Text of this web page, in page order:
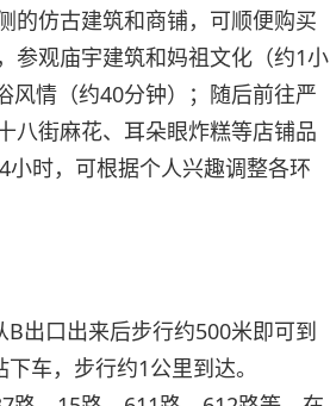
的仿古建筑和商铺，可顺便购买
参观庙宇建筑和妈祖文化（约1小
风情（约40分钟）；随后前往严
八街麻花、耳朵眼炸糕等店铺品
时，可根据个人兴趣调整各环
出口出来后步行约500米即可到
车，步行约1公里到达。